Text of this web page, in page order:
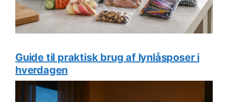
Guide til praktisk brug af lynlåsposer i
hverdagen